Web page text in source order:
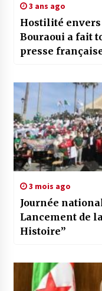
3 ans ago
Hostilité envers
Bouraoui a fait
presse
3 mois ago
Journée
Lancement de
Histoire”